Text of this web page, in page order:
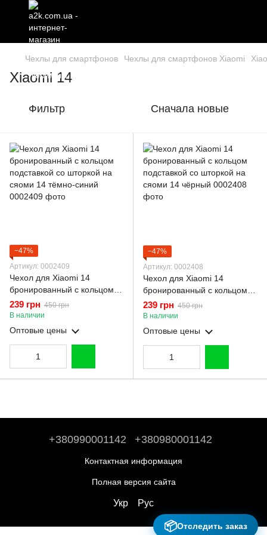
Чехлы для смартфонов Чехлы для смартфонов Xiaomi
Xiaomi 14
Фильтр Сначала новые
−47%
Артикул: 0002409
Чехол для Xiaomi 14
бронированный с кольцом
подставкой со шторкой на
сяоми 14 тёмно-синий
239 грн 450 грн
В наличии
Оптовые цены
−47%
Артикул: 0002408
Чехол для Xiaomi 14
бронированный с кольцом
подставкой со шторкой на
сяоми 14 чёрный
239 грн 450 грн
В наличии
Оптовые цены
+380990001142 +380980001142
Контактная информация
Полная версия сайта
Укр Рус
📦Отследить заказ